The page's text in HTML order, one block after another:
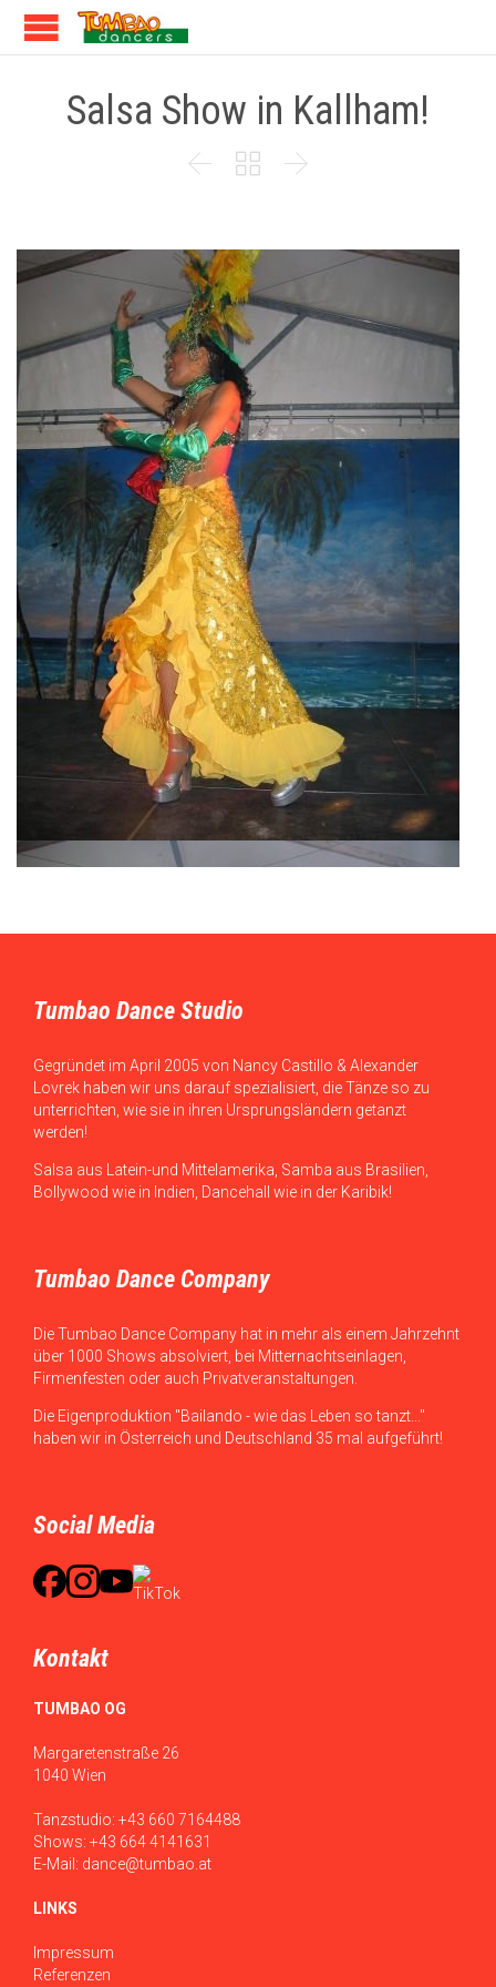
Salsa Show in Kallham!
  
Tumbao Dance Studio
Gegründet im April 2005 von Nancy Castillo & Alexander
Lovrek haben wir uns darauf spezialisiert, die Tänze so zu
unterrichten, wie sie in ihren Ursprungsländern getanzt
werden!
Salsa aus Latein-und Mittelamerika, Samba aus Brasilien,
Bollywood wie in Indien, Dancehall wie in der Karibik!
Tumbao Dance Company
Die Tumbao Dance Company hat in mehr als einem Jahrzehnt
über 1000 Shows absolviert, bei Mitternachtseinlagen,
Firmenfesten oder auch Privatveranstaltungen.
Die Eigenproduktion "Bailando - wie das Leben so tanzt..."
haben wir in Österreich und Deutschland 35 mal aufgeführt!
Social Media
Kontakt
TUMBAO OG
Margaretenstraße 26
1040 Wien
Tanzstudio: +43 660 7164488
Shows: +43 664 4141631
E-Mail: dance@tumbao.at
LINKS
Impressum
Referenzen